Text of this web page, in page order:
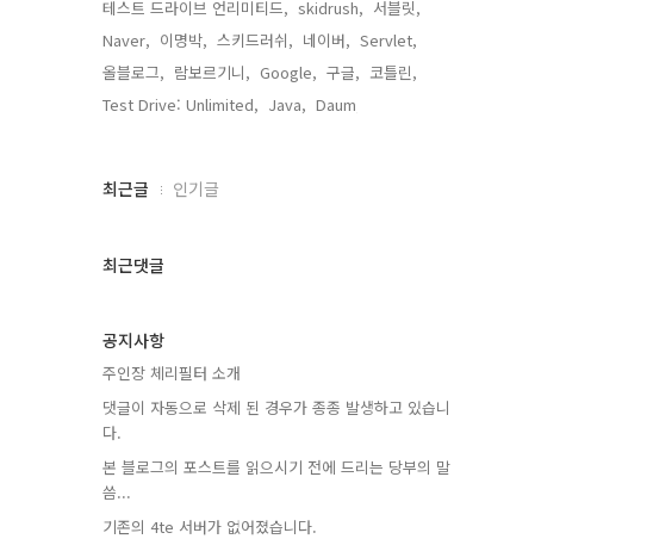
테스트 드라이브 언리미티드, skidrush, 서블릿,
Naver, 이명박, 스키드러쉬, 네이버, Servlet,
올블로그, 람보르기니, Google, 구글, 코틀린,
Test Drive: Unlimited, Java, Daum,
최
과
글
최근글 인기글
최근댓글
공지사항
주인장 체리필터 소개
댓글이 자동으로 삭제 된 경우가 종종 발생하고 있습니
다.
본 블로그의 포스트를 읽으시기 전에 드리는 당부의 말
씀...
기존의 4te 서버가 없어졌습니다.